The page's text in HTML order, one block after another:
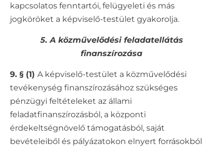
kapcsolatos fenntartói, felügyeleti és más
jogköröket a képviselő-testület gyakorolja.
5. A közművelődési feladatellátás
finanszírozása
9. § (1) A képviselő-testület a közművelődési
tevékenység finanszírozásához szükséges
pénzügyi feltételeket az állami
feladatfinanszírozásból, a központi
érdekeltségnövelő támogatásból, saját
bevételeiből és pályázatokon elnyert forrásokból